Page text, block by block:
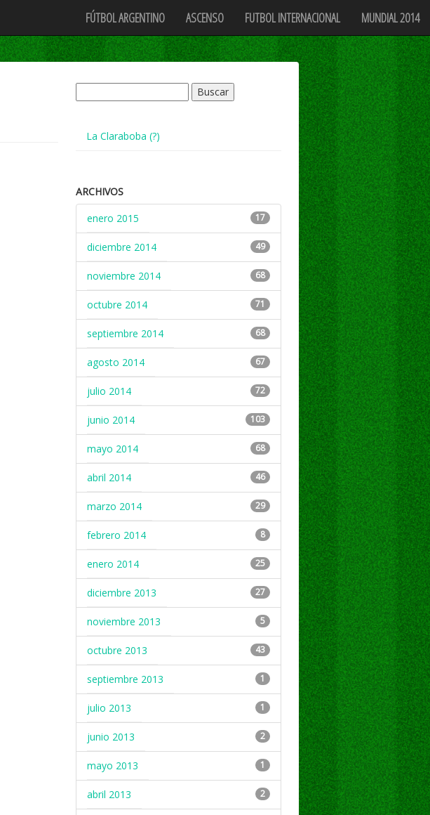
FÚTBOL ARGENTINO ASCENSO FUTBOL INTERNACIONAL MUNDIAL 2014
La Claraboba (?)
ARCHIVOS
enero 2015
17
diciembre 2014 49
noviembre 2014 68
octubre 2014 71
septiembre 2014 68
agosto 2014 67
julio 2014 72
junio 2014 103
mayo 2014 68
abril 2014 46
marzo 2014 29
febrero 2014 8
enero 2014 25
diciembre 2013 27
noviembre 2013 5
octubre 2013 43
septiembre 2013 1
julio 2013 1
junio 2013 2
mayo 2013 1
abril 2013 2